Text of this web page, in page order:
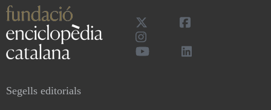
Segells editorials